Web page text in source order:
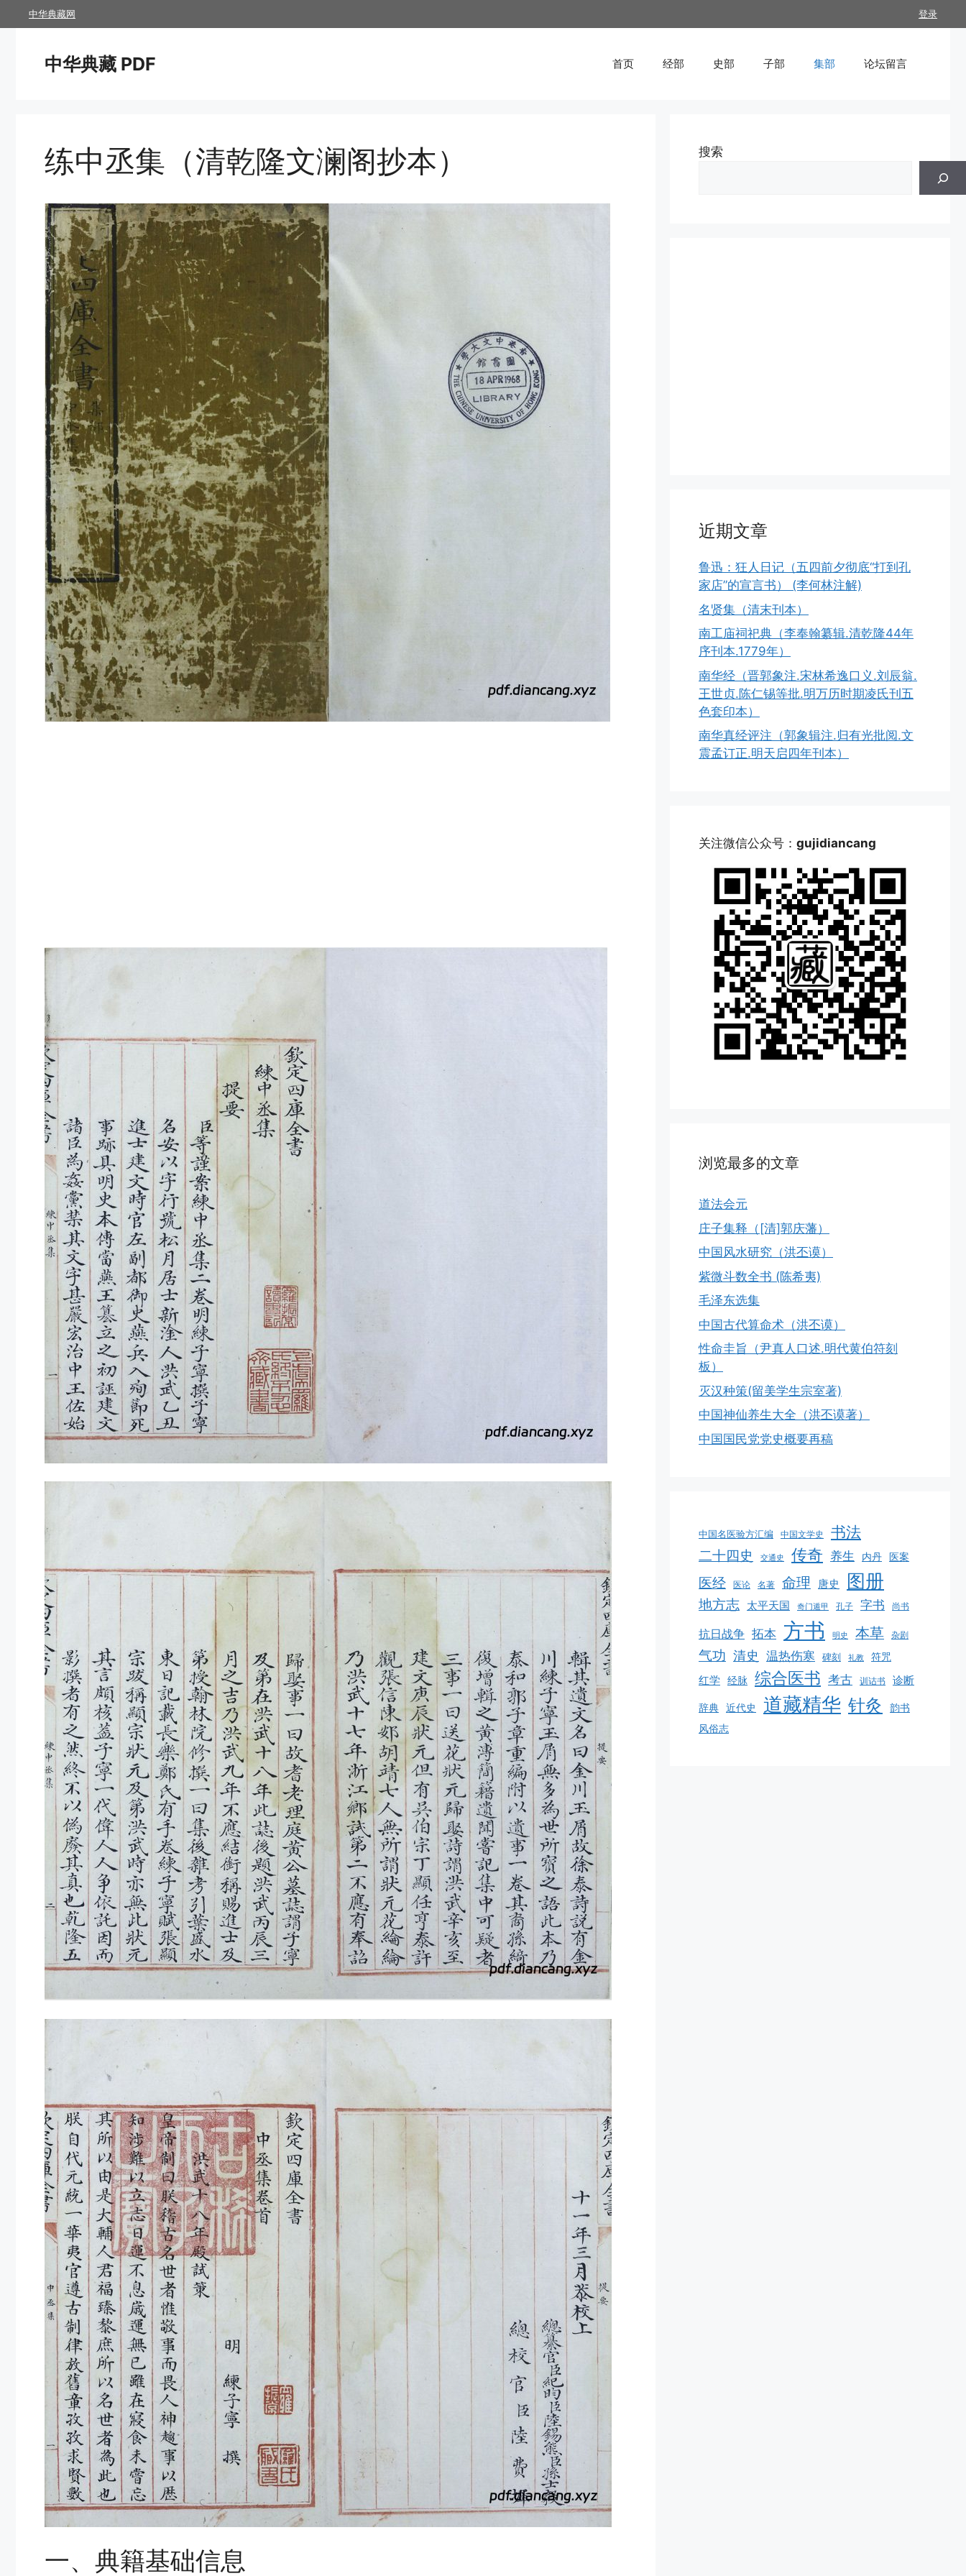
至
登录
中华典藏网
中华典藏 PDF 首页 经部 史部 子部 集部 论坛留言
练中丞集（清乾隆文澜阁抄本）
一、典籍基础信息
搜索
近期文章
鲁迅：狂人日记（五四前夕彻底“打到孔
家店”的宣言书） (李何林注解)
名贤集（清末刊本）
南工庙祠祀典（李奉翰纂辑.清乾隆44年
序刊本.1779年）
南华经（晋郭象注.宋林希逸口义.刘辰翁.
王世贞.陈仁锡等批.明万历时期凌氏刊五
色套印本）
南华真经评注（郭象辑注.归有光批阅.文
震孟订正.明天启四年刊本）
关注微信公众号： gujidiancang
浏览最多的文章
道法会元
庄子集释（[清]郭庆藩）
中国风水研究（洪丕谟）
紫微斗数全书 (陈希夷)
毛泽东选集
中国古代算命术（洪丕谟）
性命圭旨（尹真人口述.明代黄伯符刻
板）
灭汉种策(留美学生宗室著)
中国神仙养生大全（洪丕谟著）
中国国民党党史概要再稿
中国名医验方汇编 中国文学史 书法
二十四史 交通史 传奇 养生 内丹 医案
医经 医论 名著 命理 唐史 图册
地方志 太平天国 奇门遁甲 孔子 字书 尚书
抗日战争 拓本 方书 明史 本草 杂剧
气功 清史 温热伤寒 碑刻 礼教 符咒
红学 经脉 综合医书 考古 训诂书 诊断
辞典 近代史 道藏精华 针灸 韵书
风俗志